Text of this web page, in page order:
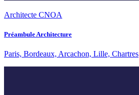
Architecte CNOA
Préambule Architecture
Paris, Bordeaux, Arcachon, Lille, Chartres